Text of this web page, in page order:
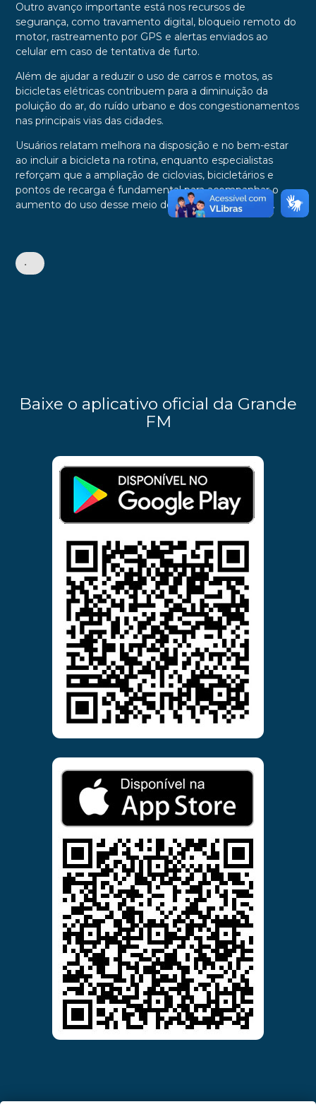
Outro avanço importante está nos recursos de
segurança, como travamento digital, bloqueio remoto do
motor, rastreamento por GPS e alertas enviados ao
celular em caso de tentativa de furto.
Além de ajudar a reduzir o uso de carros e motos, as
bicicletas elétricas contribuem para a diminuição da
poluição do ar, do ruído urbano e dos congestionamentos
nas principais vias das cidades.
Usuários relatam melhora na disposição e no bem-estar
ao incluir a bicicleta na rotina, enquanto especialistas
reforçam que a ampliação de ciclovias, bicicletários e
pontos de recarga é fundamental para acompanhar o
aumento do uso desse meio de transporte em 2026.
•
Baixe o aplicativo oficial da Grande
FM